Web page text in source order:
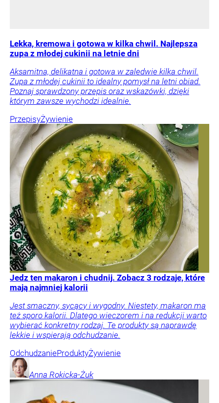
Lekka, kremowa i gotowa w kilka chwil. Najlepsza
zupa z młodej cukinii na letnie dni
Aksamitna, delikatna i gotowa w zaledwie kilka chwil.
Zupa z młodej cukinii to idealny pomysł na letni obiad.
Poznaj sprawdzony przepis oraz wskazówki, dzięki
którym zawsze wychodzi idealnie.
PrzepisyŻywienie
Jedz ten makaron i chudnij. Zobacz 3 rodzaje, które
mają najmniej kalorii
Jest smaczny, sycący i wygodny. Niestety, makaron ma
też sporo kalorii. Dlatego wieczorem i na redukcji warto
wybierać konkretny rodzaj. Te produkty są naprawdę
lekkie i wspierają odchudzanie.
OdchudzanieProduktyŻywienie
Anna Rokicka-Żuk